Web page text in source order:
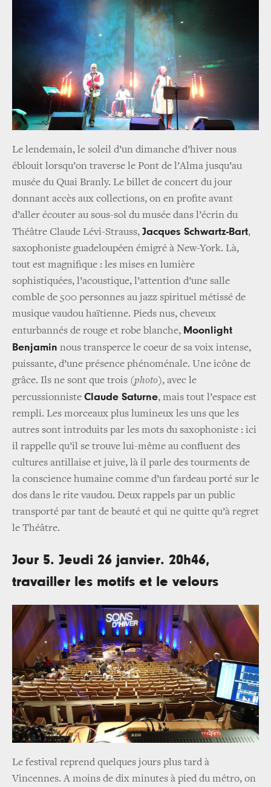
Le lendemain, le soleil d’un dimanche d’hiver nous
éblouit lorsqu’on traverse le Pont de l’Alma jusqu’au
musée du Quai Branly. Le billet de concert du jour
donnant accès aux collections, on en profite avant
d’aller écouter au sous-sol du musée dans l’écrin du
Théâtre Claude Lévi-Strauss, Jacques Schwartz-Bart,
saxophoniste guadeloupéen émigré à New-York. Là,
tout est magnifique : les mises en lumière
sophistiquées, l’acoustique, l’attention d’une salle
comble de 500 personnes au jazz spirituel métissé de
musique vaudou haïtienne. Pieds nus, cheveux
enturbannés de rouge et robe blanche, Moonlight
Benjamin nous transperce le coeur de sa voix intense,
puissante, d’une présence phénoménale. Une icône de
grâce. Ils ne sont que trois (photo), avec le
percussionniste Claude Saturne, mais tout l’espace est
rempli. Les morceaux plus lumineux les uns que les
autres sont introduits par les mots du saxophoniste : ici
il rappelle qu’il se trouve lui-même au confluent des
cultures antillaise et juive, là il parle des tourments de
la conscience humaine comme d’un fardeau porté sur le
dos dans le rite vaudou. Deux rappels par un public
transporté par tant de beauté et qui ne quitte qu’à regret
le Théâtre.
Jour 5. Jeudi 26 janvier. 20h46,
travailler les motifs et le velours
Le festival reprend quelques jours plus tard à
Vincennes. A moins de dix minutes à pied du métro, on